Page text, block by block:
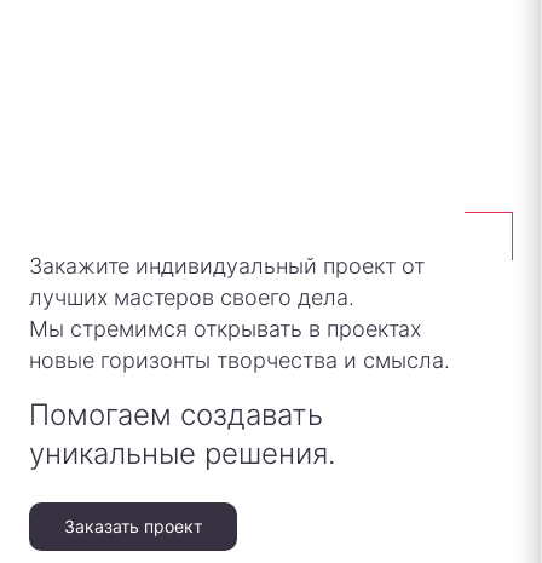
Закажите индивидуальный проект от
лучших мастеров своего дела.
Мы стремимся открывать в проектах
новые горизонты творчества и смысла.
Помогаем создавать
уникальные решения.
Заказать проект